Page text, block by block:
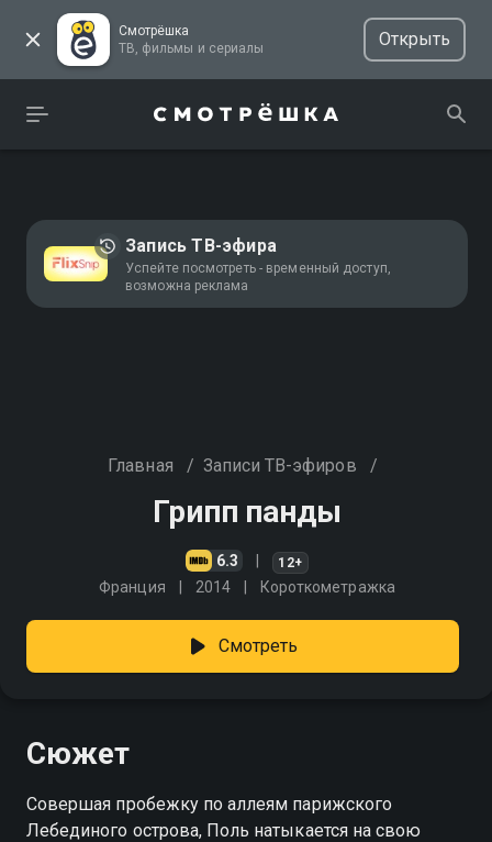
Смотрёшка
ТВ, фильмы и сериалы
Открыть
Запись ТВ-эфира
Успейте посмотреть - временный доступ,
возможна реклама
Главная / Записи ТВ-эфиров /
Грипп панды
6.3 12+
Франция 2014 Короткометражка
Смотреть
Сюжет
Совершая пробежку по аллеям парижского
Лебединого острова, Поль натыкается на свою